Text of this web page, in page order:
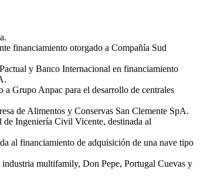
financiamiento otorgado a Compañía Sud
y Banco Internacional en financiamiento
Grupo Anpac para el desarrollo de centrales
de Alimentos y Conservas San Clemente SpA.
de Ingeniería Civil Vicente, destinada al
al financiamiento de adquisición de una nave tipo
multifamily, Don Pepe, Portugal Cuevas y